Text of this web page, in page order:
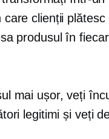
clienții plătesc
produsul în
mai ușor, veți
legitimi și veți